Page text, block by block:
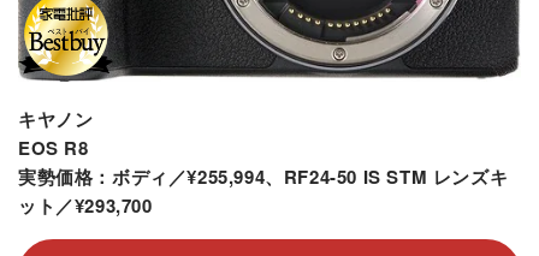
キヤノン
EOS R8
実勢価格：ボディ／¥255,994、RF24-50 IS STM レンズキ
ット／¥293,700